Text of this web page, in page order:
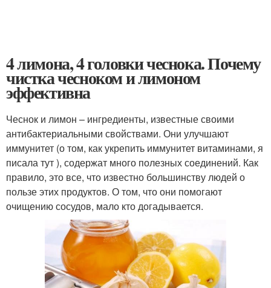
4 лимона, 4 головки чеснока. Почему
чистка чесноком и лимоном
эффективна
Чеснок и лимон – ингредиенты, известные своими
антибактериальными свойствами. Они улучшают
иммунитет (о том, как укрепить иммунитет витаминами, я
писала тут ), содержат много полезных соединений. Как
правило, это все, что известно большинству людей о
пользе этих продуктов. О том, что они помогают
очищению сосудов, мало кто догадывается.